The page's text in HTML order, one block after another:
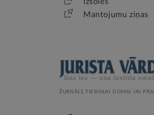
Mantojumu ziņas
ŽURNĀLS TIESISKAI DOMAI UN